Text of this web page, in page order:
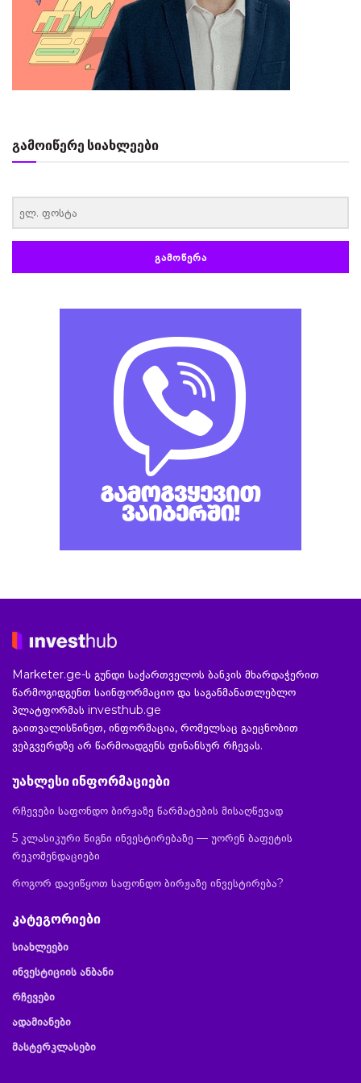
გამოიწერე სიახლეები
ᲒᲐᲛᲝᲬᲔᲠᲐ
Marketer.ge-ს გუნდი საქართველოს ბანკის მხარდაჭერით
წარმოგიდგენთ საინფორმაციო და საგანმანათლებლო
პლატფორმას investhub.ge
გაითვალისწინეთ, ინფორმაცია, რომელსაც გაეცნობით
ვებგვერდზე არ წარმოადგენს ფინანსურ რჩევას.
უახლესი ინფორმაციები
რჩევები საფონდო ბირჟაზე წარმატების მისაღწევად
5 კლასიკური წიგნი ინვესტირებაზე — უორენ ბაფეტის
რეკომენდაციები
როგორ დავიწყოთ საფონდო ბირჟაზე ინვესტირება?
კატეგორიები
სიახლეები
ინვესტიციის ანბანი
რჩევები
ადამიანები
მასტერკლასები